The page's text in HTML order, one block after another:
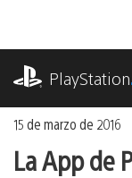
contenido
PlayStation
15 de marzo de 2016
La App de